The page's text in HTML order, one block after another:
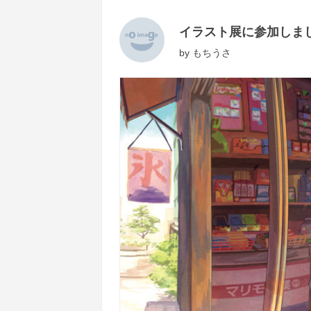
イラスト展に参加しま
by もちうさ